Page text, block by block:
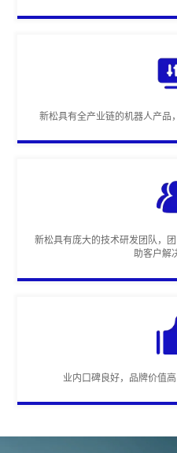
新松具有全产业链的机器人产品
新松具有庞大的技术研发团队，
助客户解
业内口碑良好，品牌价值